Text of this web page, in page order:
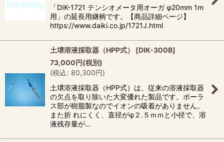
「DIK-1721 テンシオメータ用オーガ φ20mm 1m
用」の延長用継柄です。【商品詳細ページ】
https://www.daiki.co.jp/1721J.html
土壌溶液採取器（HPP式） [DIK-300B]
73,000円(税別)
(税込: 80,300円)
土壌溶液採取器（HPP式）は、従来の溶液採取器
の欠点を取り除いた大変優れた製品です。ポーラ
ス部が樹脂製なのでイオンの吸着がありません。
また折 れにくく、直径がφ２.５ｍｍと小径で、溶
液残存量が…